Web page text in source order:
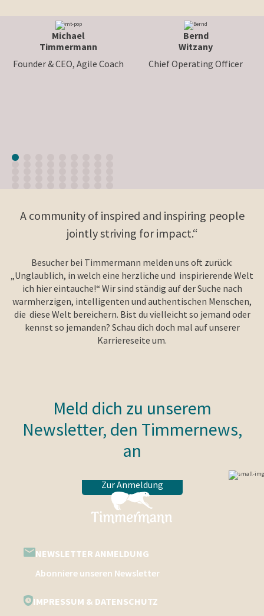
Michael
Timmermann
Founder & CEO, Agile Coach
Bernd
Witzany
Chief Operating Officer
A community of inspired and inspiring people
jointly striving for impact.“
Besucher bei Timmermann melden uns oft zurück:
„Unglaublich, in welch eine herzliche und inspirierende Welt
ich hier eintauche!“ Wir sind ständig auf der Suche nach
warmherzigen, intelligenten und authentischen Menschen,
die diese Welt bereichern. Bist du vielleicht so jemand oder
kennst so jemanden? Schau dich doch mal auf unserer
Karriereseite um.
Meld dich zu unserem
Newsletter, den Timmernews,
an
Zur Anmeldung
NEWSLETTER ANMELDUNG
Abonniere unseren Newsletter
IMPRESSUM & DATENSCHUTZ